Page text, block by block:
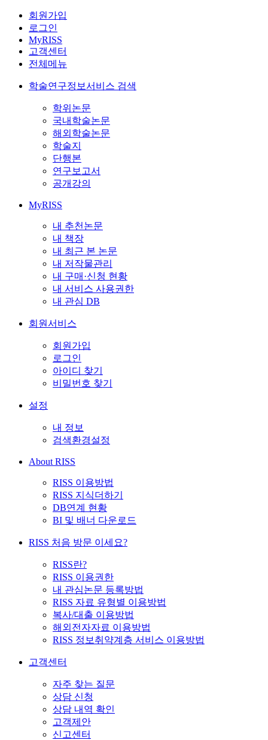
회원가입
로그인
MyRISS
고객센터
전체메뉴
학술연구정보서비스 검색
학위논문
국내학술논문
해외학술논문
학술지
단행본
연구보고서
공개강의
MyRISS
내 추천논문
내 책장
내 최근 본 논문
내 저작물관리
내 구매·신청 현황
내 서비스 사용권한
내 관심 DB
회원서비스
회원가입
로그인
아이디 찾기
비밀번호 찾기
설정
내 정보
검색환경설정
About RISS
RISS 이용방법
RISS 지식더하기
DB연계 현황
BI 및 배너 다운로드
RISS 처음 방문 이세요?
RISS란?
RISS 이용권한
내 관심논문 등록방법
RISS 자료 유형별 이용방법
복사/대출 이용방법
해외전자자료 이용방법
RISS 정보취약계층 서비스 이용방법
고객센터
자주 찾는 질문
상담 신청
상담 내역 확인
고객제안
신고센터